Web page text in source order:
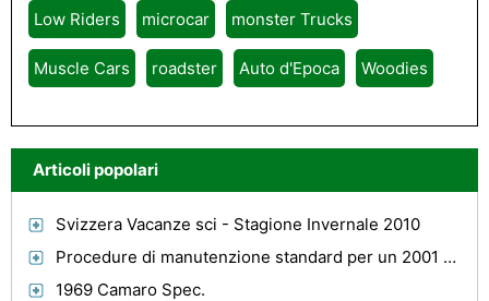
Low Riders microcar monster Trucks
Muscle Cars roadster Auto d'Epoca Woodies
Articoli popolari
Svizzera Vacanze sci - Stagione Invernale 2010
Procedure di manutenzione standard per un 2001 Nissan Quest
1969 Camaro Spec.